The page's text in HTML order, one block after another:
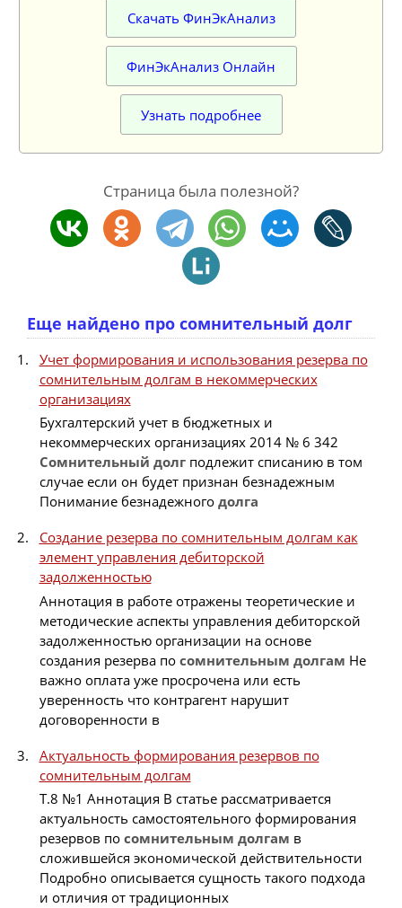
Скачать ФинЭкАнализ
ФинЭкАнализ Онлайн
Узнать подробнее
Страница была полезной?
Еще найдено про сомнительный долг
Учет формирования и использования резерва по
сомнительным долгам в некоммерческих
организациях
Бухгалтерский учет в бюджетных и
некоммерческих организациях 2014 № 6 342
Сомнительный долгподлежит списанию в том
случае если он будет признан безнадежным
Понимание безнадежного долга
Создание резерва по сомнительным долгам как
элемент управления дебиторской
задолженностью
Аннотация в работе отражены теоретические и
методические аспекты управления дебиторской
задолженностью организации на основе
создания резерва по сомнительным долгам Не
важно оплата уже просрочена или есть
уверенность что контрагент нарушит
договоренности в
Актуальность формирования резервов по
сомнительным долгам
Т.8 №1 Аннотация В статье рассматривается
актуальность самостоятельного формирования
резервов по сомнительным долгам в
сложившейся экономической действительности
Подробно описывается сущность такого подхода
и отличия от традиционных